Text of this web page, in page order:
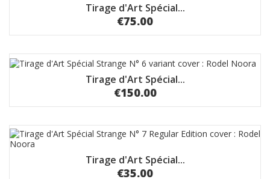
Tirage d'Art Spécial...
€75.00
Tirage d'Art Spécial...
€150.00
Tirage d'Art Spécial...
€35.00